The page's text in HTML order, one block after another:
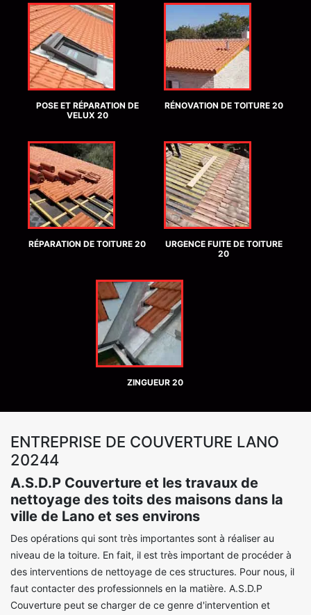
POSE ET RÉPARATION DE
VELUX 20
RÉNOVATION DE TOITURE 20
RÉPARATION DE TOITURE 20
URGENCE FUITE DE TOITURE
20
ZINGUEUR 20
ENTREPRISE DE COUVERTURE LANO
20244
A.S.D.P Couverture et les travaux de
nettoyage des toits des maisons dans la
ville de Lano et ses environs
Des opérations qui sont très importantes sont à réaliser au
niveau de la toiture. En fait, il est très important de procéder à
des interventions de nettoyage de ces structures. Pour nous, il
faut contacter des professionnels en la matière. A.S.D.P
Couverture peut se charger de ce genre d'intervention et